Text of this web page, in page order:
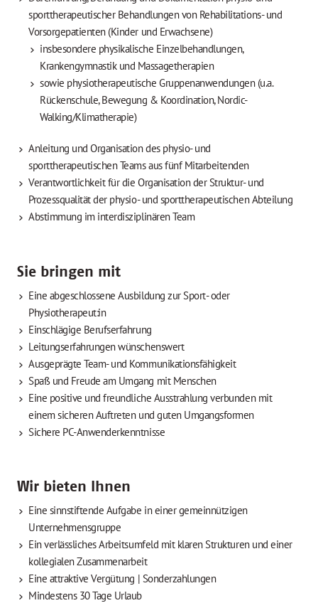
sporttherapeutischer Behandlungen von Rehabilitations- und
Vorsorgepatienten (Kinder und Erwachsene)
insbesondere physikalische Einzelbehandlungen,
Krankengymnastik und Massagetherapien
sowie physiotherapeutische Gruppenanwendungen (u.a.
Rückenschule, Bewegung & Koordination, Nordic-
Walking/Klimatherapie)
Anleitung und Organisation des physio- und
sporttherapeutischen Teams aus fünf Mitarbeitenden
Verantwortlichkeit für die Organisation der Struktur- und
Prozessqualität der physio- und sporttherapeutischen Abteilung
Abstimmung im interdisziplinären Team
Sie bringen mit
Eine abgeschlossene Ausbildung zur Sport- oder
Physiotherapeut:in
Einschlägige Berufserfahrung
Leitungserfahrungen wünschenswert
Ausgeprägte Team- und Kommunikationsfähigkeit
Spaß und Freude am Umgang mit Menschen
Eine positive und freundliche Ausstrahlung verbunden mit
einem sicheren Auftreten und guten Umgangsformen
Sichere PC-Anwenderkenntnisse
Wir bieten Ihnen
Eine sinnstiftende Aufgabe in einer gemeinnützigen
Unternehmensgruppe
Ein verlässliches Arbeitsumfeld mit klaren Strukturen und einer
kollegialen Zusammenarbeit
Eine attraktive Vergütung | Sonderzahlungen
Mindestens 30 Tage Urlaub